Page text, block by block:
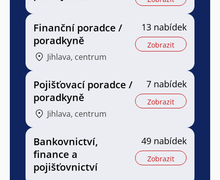
Finanční poradce /
poradkyně
Jihlava, centrum
13 nabídek
Zobrazit
Pojišťovací poradce /
poradkyně
Jihlava, centrum
7 nabídek
Zobrazit
Bankovnictví,
finance a
pojišťovnictví
49 nabídek
Zobrazit